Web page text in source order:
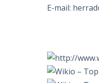
E-mail: